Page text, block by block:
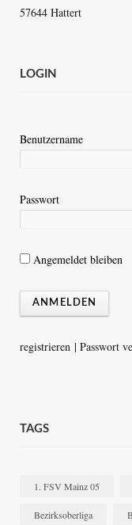
57644 Hattert
LOGIN
Benutzername
Passwort
Angemeldet bleiben
registrieren | Passwort
TAGS
1. FSV Mainz 05
Bezirksoberliga